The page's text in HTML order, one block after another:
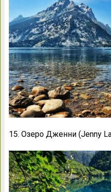
15. Озеро Дженни (Jenny